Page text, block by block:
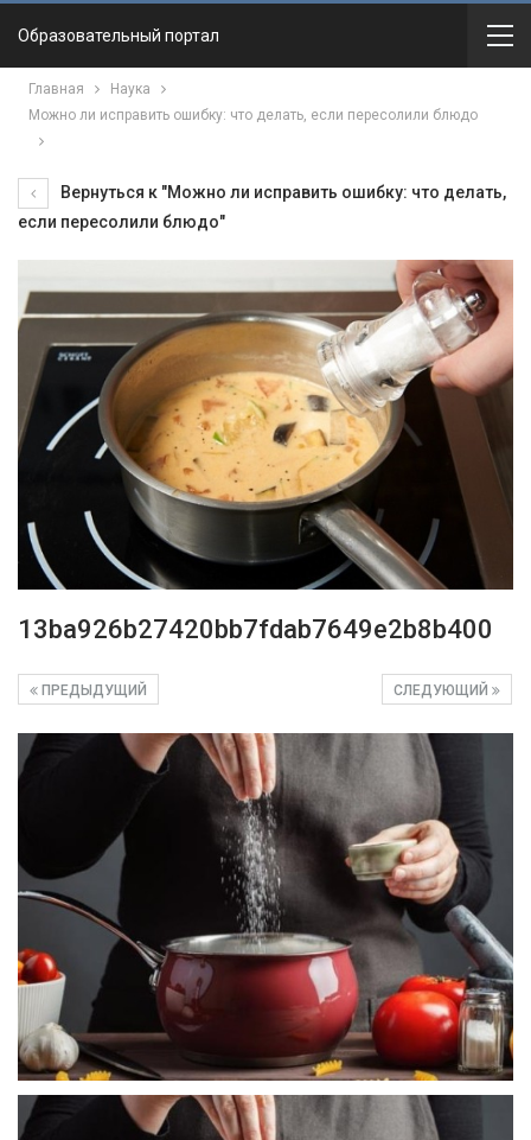
Образовательный портал
Главная
Наука
Можно ли исправить ошибку: что делать, если пересолили блюдо
Вернуться к "Можно ли исправить ошибку: что делать,
если пересолили блюдо"
13ba926b27420bb7fdab7649e2b8b400
СЛЕДУЮЩИЙ
ПРЕДЫДУЩИЙ